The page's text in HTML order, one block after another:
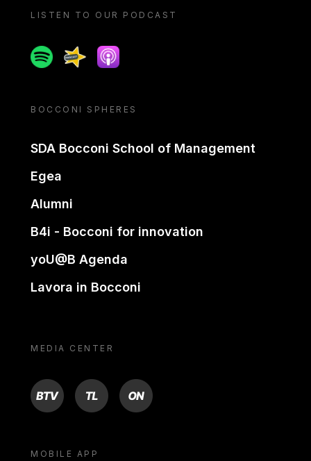
LISTEN TO OUR PODCAST
SpotifySpreakerApple podcast
BOCCONI SPHERES
SDA Bocconi School of Management
Egea
Alumni
B4i - Bocconi for innovation
yoU@B Agenda
Lavora in Bocconi
MEDIA CENTER
BTV TL ON
MOBILE APP